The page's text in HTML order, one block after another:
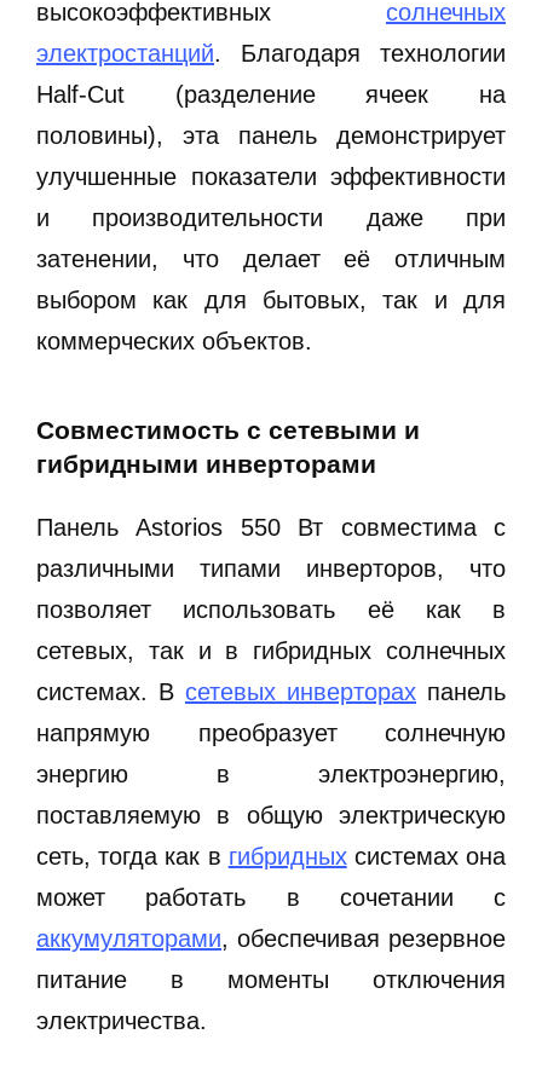
высокоэффективных солнечных
электростанций. Благодаря технологии
Half-Cut (разделение ячеек на
половины), эта панель демонстрирует
улучшенные показатели эффективности
и производительности даже при
затенении, что делает её отличным
выбором как для бытовых, так и для
коммерческих объектов.
Совместимость с сетевыми и
гибридными инверторами
Панель Astorios 550 Вт совместима с
различными типами инверторов, что
позволяет использовать её как в
сетевых, так и в гибридных солнечных
системах. В сетевых инверторах панель
напрямую преобразует солнечную
энергию в электроэнергию,
поставляемую в общую электрическую
сеть, тогда как в гибридныхсистемах она
может работать в сочетании с
аккумуляторами, обеспечивая резервное
питание в моменты отключения
электричества.